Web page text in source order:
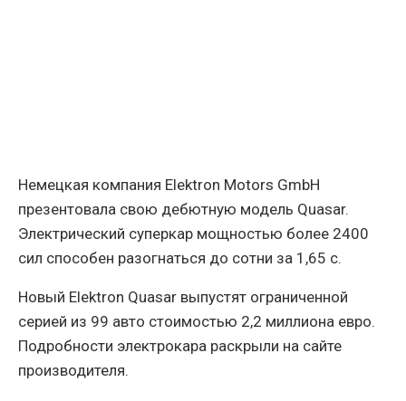
Немецкая компания Elektron Motors GmbH
презентовала свою дебютную модель Quasar.
Электрический суперкар мощностью более 2400
сил способен разогнаться до сотни за 1,65 с.
Новый Elektron Quasar выпустят ограниченной
серией из 99 авто стоимостью 2,2 миллиона евро.
Подробности электрокара раскрыли на сайте
производителя.